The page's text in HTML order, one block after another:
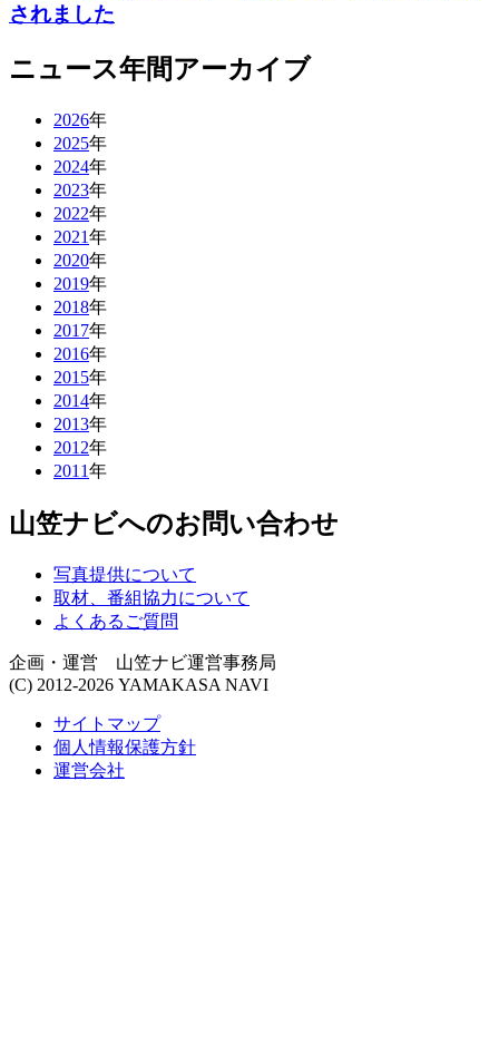
されました
ニュース年間アーカイブ
2026年
2025年
2024年
2023年
2022年
2021年
2020年
2019年
2018年
2017年
2016年
2015年
2014年
2013年
2012年
2011年
山笠ナビへのお問い合わせ
写真提供について
取材、番組協力について
よくあるご質問
企画・運営 山笠ナビ運営事務局
(C) 2012-2026 YAMAKASA NAVI
サイトマップ
個人情報保護方針
運営会社